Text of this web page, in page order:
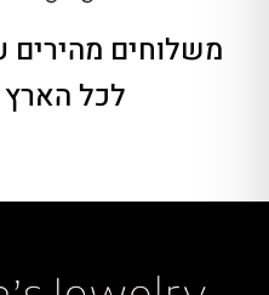
משלוחים מהירים
לכל הארץ